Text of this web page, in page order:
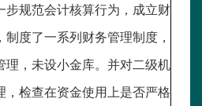
步规范会计核算行为，成立财
度了一系列财务管理制度，
理，未设小金库。并对二级机
，检查在资金使用上是否严格